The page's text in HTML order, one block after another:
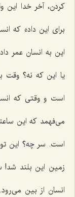
کردن، آخر خدا این
برای این داده که
این به انسان عمر
یا این که نه؟
است و وقتی که
می‌فهمد که این
است. سر چه؟ این
زمین این بلند
انسان از بین